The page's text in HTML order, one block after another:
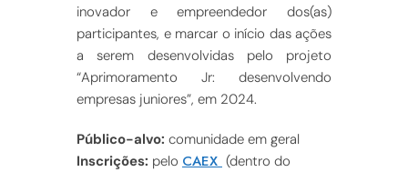
inovador e empreendedor dos(as)
participantes, e marcar o início das ações
a serem desenvolvidas pelo projeto
“Aprimoramento Jr: desenvolvendo
empresas juniores”, em 2024.
Público-alvo: comunidade em geral
Inscrições: pelo CAEX (dentro do